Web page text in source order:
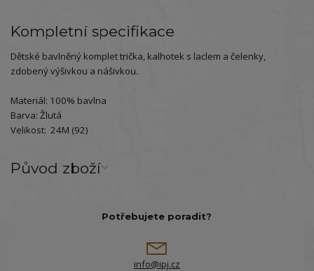
Kompletní specifikace
Dětské bavlněný komplet trička, kalhotek s laclem a čelenky,
zdobený výšivkou a nášivkou.
Materiál: 100% bavlna
Barva: Žlutá
Velikost: 24M (92)
Původ zboží
Potřebujete poradit?
info@ipj.cz